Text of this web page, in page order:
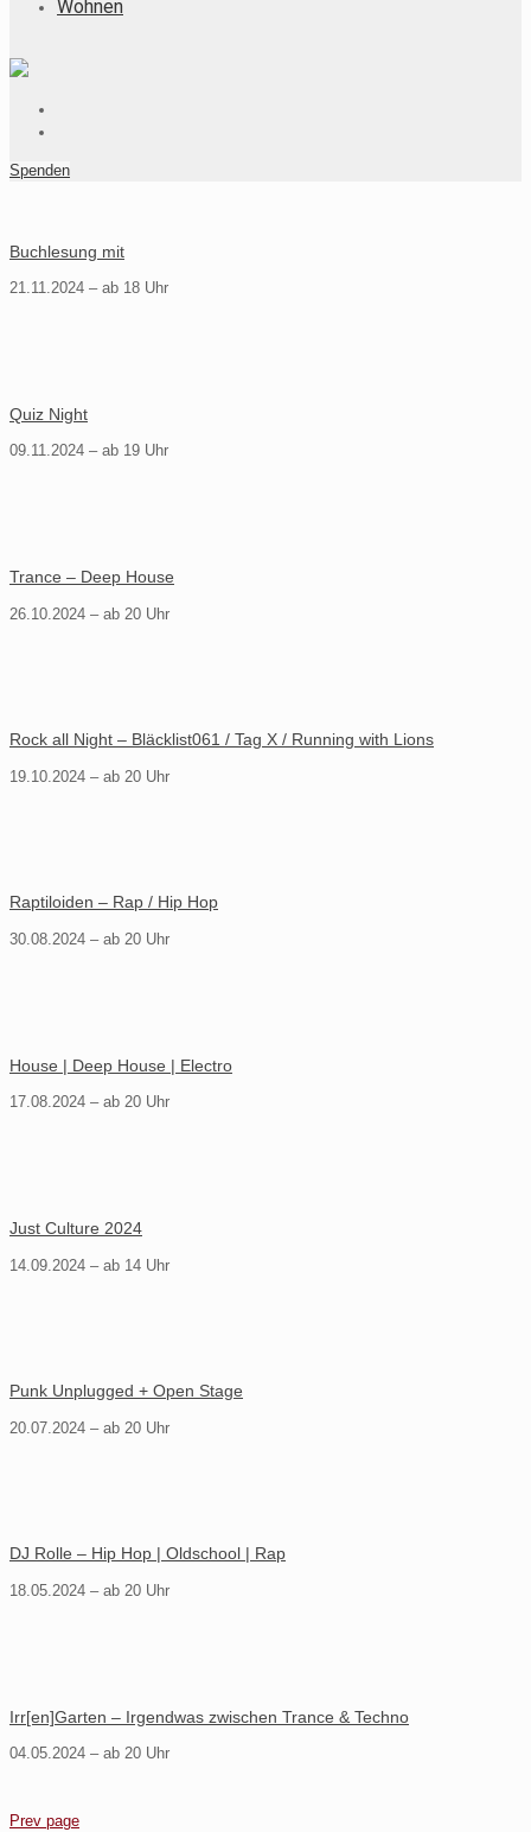
Wohnen
Spenden
Buchlesung mit
21.11.2024 – ab 18 Uhr
Quiz Night
09.11.2024 – ab 19 Uhr
Trance – Deep House
26.10.2024 – ab 20 Uhr
Rock all Night – Bläcklist061 / Tag X / Running with Lions
19.10.2024 – ab 20 Uhr
Raptiloiden – Rap / Hip Hop
30.08.2024 – ab 20 Uhr
House | Deep House | Electro
17.08.2024 – ab 20 Uhr
Just Culture 2024
14.09.2024 – ab 14 Uhr
Punk Unplugged + Open Stage
20.07.2024 – ab 20 Uhr
DJ Rolle – Hip Hop | Oldschool | Rap
18.05.2024 – ab 20 Uhr
Irr[en]Garten – Irgendwas zwischen Trance & Techno
04.05.2024 – ab 20 Uhr
Prev page